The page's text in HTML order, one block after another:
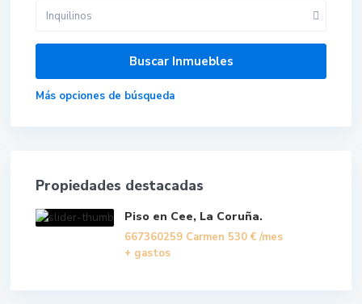
Inquilinos
Más opciones de búsqueda
Propiedades destacadas
Piso en Cee, La Coruña.
667360259 Carmen 530 € /mes
+ gastos